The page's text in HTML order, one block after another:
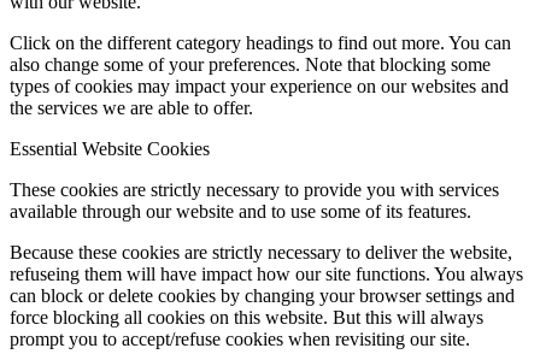
Click on the different category headings to find out more. You can
also change some of your preferences. Note that blocking some
types of cookies may impact your experience on our websites and
the services we are able to offer.
Essential Website Cookies
These cookies are strictly necessary to provide you with services
available through our website and to use some of its features.
Because these cookies are strictly necessary to deliver the website,
refuseing them will have impact how our site functions. You always
can block or delete cookies by changing your browser settings and
force blocking all cookies on this website. But this will always
prompt you to accept/refuse cookies when revisiting our site.